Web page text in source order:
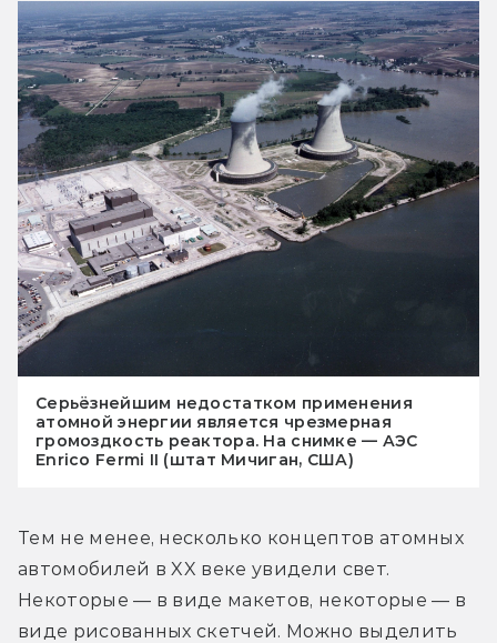
Серьёзнейшим недостатком применения
атомной энергии является чрезмерная
громоздкость реактора. На снимке — АЭС
Enrico Fermi II (штат Мичиган, США)
Тем не менее, несколько концептов атомных
автомобилей в XX веке увидели свет.
Некоторые — в виде макетов, некоторые — в
виде рисованных скетчей. Можно выделить